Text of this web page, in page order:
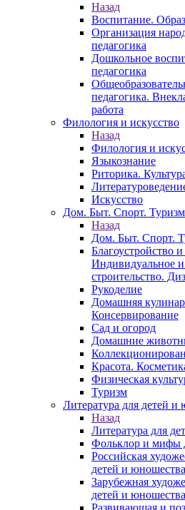
Назад
Воспитание.
Организация
педагогика
Дошкольное
педагогика
педагогика.
работа
Филология и искусство
Назад
Филология и
Языкознание
Риторика.
Искусство
Дом. Быт. Спорт. Туризм
Назад
Дом. Быт. Спорт.
Благоустройство
Индивидуальное
строительство.
Рукоделие
Домашняя
Консервирование
Сад и огород
Домашние
Красота.
Физическая
Туризм
Литература для детей и
Назад
Литература для
Фольклор и мифы
Российская
детей и юношества
Зарубежная
детей и юношества
Развивающая и